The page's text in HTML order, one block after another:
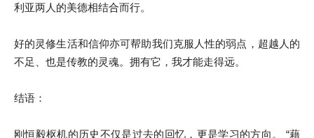
利亚两人的美德相结合而行。
好的灵修生活和信仰亦可帮助我们克服人性的弱点，超越人的
不足、也是传教的灵魂。拥有它，我才能走得远。
结语：
刚恒毅枢机的历史不仅是过去的回忆，更是学习的方向。 “藉